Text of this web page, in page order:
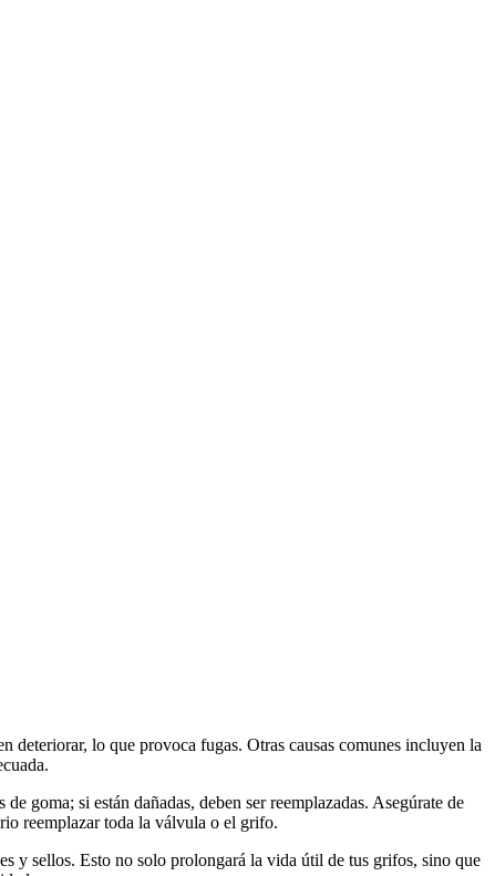
deteriorar, lo que provoca fugas. Otras causas comunes incluyen la
goma; si están dañadas, deben ser reemplazadas. Asegúrate de
reemplazar toda la válvula o el grifo.
y sellos. Esto no solo prolongará la vida útil de tus grifos, sino que